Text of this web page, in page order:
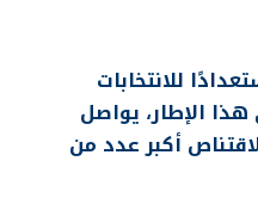
للانتخابات
وفي هذا الإطار، يواصل
أكبر عدد من